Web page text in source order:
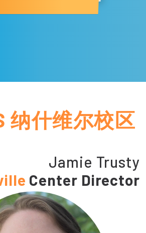
纳什维尔校区
Jamie Trusty
Center Director